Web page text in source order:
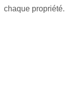
chaque propriété.